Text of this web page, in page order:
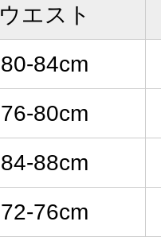
ウエスト
80-84cm
76-80cm
84-88cm
72-76cm